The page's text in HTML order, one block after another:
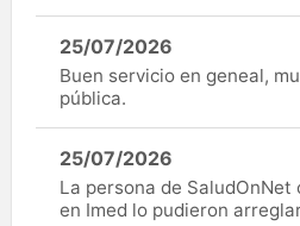
25/07/2026
Buen servicio en geneal,
pública.
25/07/2026
La persona de
en Imed lo pudieron